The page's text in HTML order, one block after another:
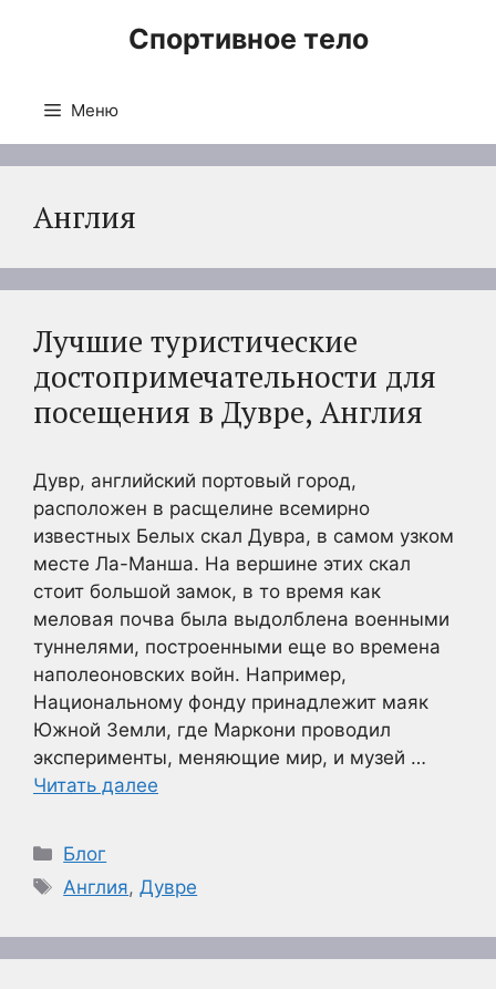
Спортивное тело
Меню
Англия
Лучшие туристические
достопримечательности для
посещения в Дувре, Англия
Дувр, английский портовый город,
расположен в расщелине всемирно
известных Белых скал Дувра, в самом узком
месте Ла-Манша. На вершине этих скал
стоит большой замок, в то время как
меловая почва была выдолблена военными
туннелями, построенными еще во времена
наполеоновских войн. Например,
Национальному фонду принадлежит маяк
Южной Земли, где Маркони проводил
эксперименты, меняющие мир, и музей …
Читать далее
Рубрики
Блог
Метки
Англия,Дувре